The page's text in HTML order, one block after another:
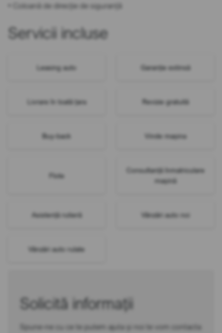
• Coloană de direcție de siguranță
Servicii incluse
Leasing auto Garanție extinsă
Livrare în toată țara Revizie gratuită
Buy-back Vinde mașina
Flote
Consultanță înmatriculare
mașină
Asistență rutieră Vânzări auto noi
Vânzări auto rulate
Solicită informații
Spune-ne cu ce te putem ajuta și noi te vom contacta